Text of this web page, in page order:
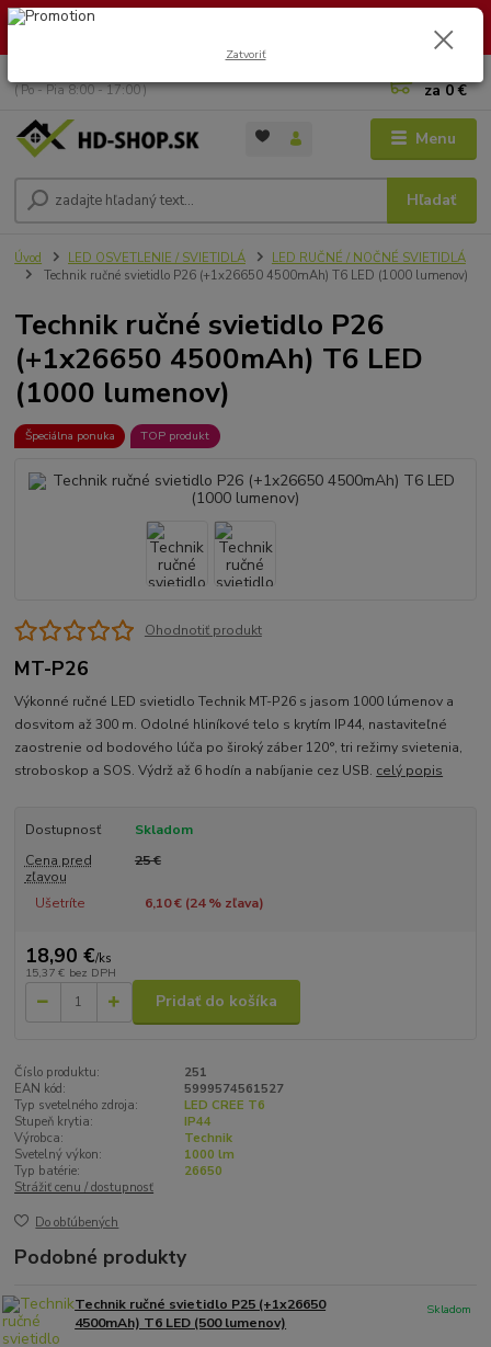
🏖️ DOVOLENKA 30.7.2026 – 9.8.2026 · Objednávky vybavíme po
Menu
Hľadať
( Po - Pia 8:00 - 17:00 )
za0 €
Úvod LED OSVETLENIE / SVIETIDLÁ
LED RUČNÉ / NOČNÉ SVIETIDLÁ
Technik ručné svietidlo P26 (+1x26650 4500mAh) T6 LED (1000 lumenov)
Technik ručné svietidlo P26
(+1x26650 4500mAh) T6 LED
(1000 lumenov)
Špeciálna ponuka TOP produkt
Ohodnotiť produkt
MT-P26
Výkonné ručné LED svietidlo Technik MT-P26 s jasom 1000 lúmenov a
dosvitom až 300 m. Odolné hliníkové telo s krytím IP44, nastaviteľné
zaostrenie od bodového lúča po široký záber 120°, tri režimy svietenia,
stroboskop a SOS. Výdrž až 6 hodín a nabíjanie cez USB. celý popis
Dostupnosť
Skladom
Cena pred
zľavou
25 €
Ušetríte 6,10 € (24% zľava)
18,90 €/ks
15,37 € bez DPH
Pridať do košíka
Číslo produktu:
251
EAN kód:
5999574561527
Typ svetelného zdroja:
LED CREE T6
Stupeň krytia:
IP44
Výrobca:
Technik
Svetelný výkon:
1000 lm
Typ batérie:
26650
Strážiť cenu / dostupnosť
Do obľúbených
Podobné produkty
Technik ručné svietidlo P25 (+1x26650
4500mAh) T6 LED (500 lumenov)
Skladom
Zatvoriť